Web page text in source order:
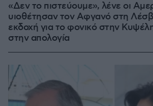
«Δεν το πιστεύουμε», λένε οι
υιοθέτησαν τον Αφγανό στη
εκδοχή για το φονικό στην
στην απολογία